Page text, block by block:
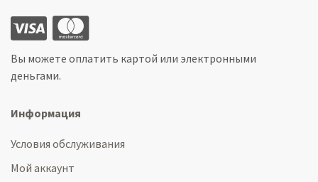
Вы можете оплатить картой или электронными
деньгами.
Информация
Условия обслуживания
Мой аккаунт